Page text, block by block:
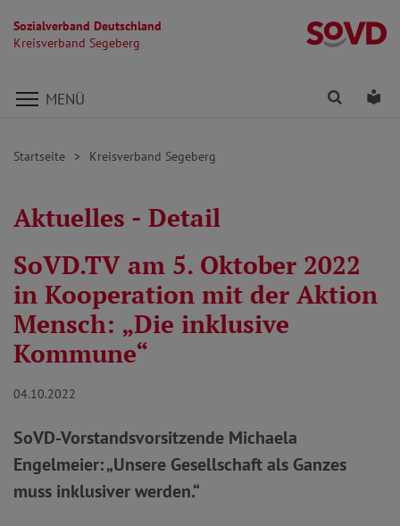
Sozialverband Deutschland
Kreisverband Segeberg
Direkt zu den Inhalten springen
MENÜ Finden
Startseite Kreisverband Segeberg
Aktuelles - Detail
SoVD.TV am 5. Oktober 2022
in Kooperation mit der Aktion
Mensch: „Die inklusive
Kommune“
04.10.2022
SoVD-Vorstandsvorsitzende Michaela
Engelmeier: „Unsere Gesellschaft als Ganzes
muss inklusiver werden.“